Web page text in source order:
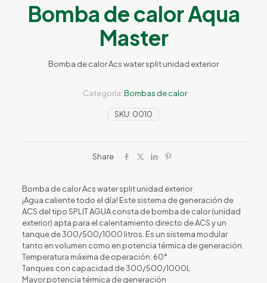
Bomba de calor Aqua
Master
Bomba de calor Acs water split unidad exterior
SKU: 0010
Categoría:Bombas de calor
Share
Bomba de calor Acs water split unidad exterior
¡Agua caliente todo el día! Este sistema de generación de
ACS del tipo SPLIT AGUA consta de bomba de calor (unidad
exterior) apta para el calentamiento directo de ACS y un
tanque de 300/500/1000 litros. Es un sistema modular
tanto en volumen como en potencia térmica de generación.
Temperatura máxima de operación: 60°
Tanques con capacidad de 300/500/1000L
Mayor potencia térmica de generación